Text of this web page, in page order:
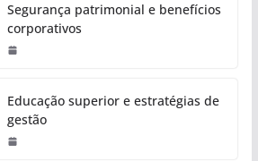
Segurança patrimonial e benefícios
corporativos
Educação superior e estratégias de
gestão